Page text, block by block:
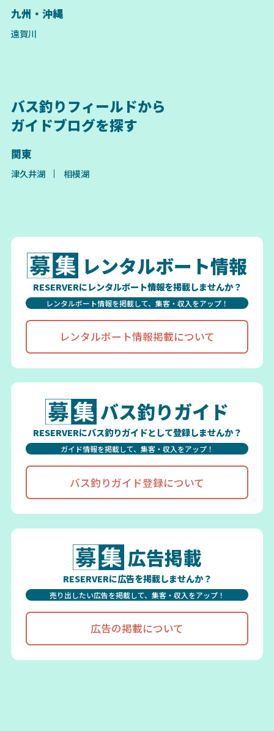
九州・沖縄
遠賀川
バス釣りフィールドから
ガイドブログを探す
関東
津久井湖 相模湖
レンタルボート情報
RESERVERにレンタルボート情報を掲載しませんか？
レンタルボート情報を掲載して、集客・収入をアップ！
レンタルボート情報掲載について
バス釣りガイド
RESERVERにバス釣りガイドとして登録しませんか？
ガイド情報を掲載して、集客・収入をアップ！
バス釣りガイド登録について
広告掲載
RESERVERに広告を掲載しませんか？
売り出したい広告を掲載して、集客・収入をアップ！
広告の掲載について